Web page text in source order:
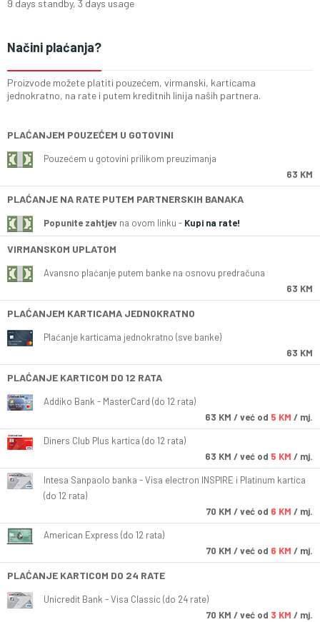
9 days standby, 3 days usage
Načini plaćanja?
Proizvode možete platiti pouzećem, virmanski, karticama
jednokratno, na rate i putem kreditnih linija naših partnera.
PLAĆANJEM POUZEĆEM U GOTOVINI
Pouzećem u gotovini prilikom preuzimanja
63 KM
PLAĆANJE NA RATE PUTEM PARTNERSKIH BANAKA
Popunite zahtjev na ovom linku - Kupi na rate!
VIRMANSKOM UPLATOM
Avansno plaćanje putem banke na osnovu predračuna
63 KM
PLAĆANJEM KARTICAMA JEDNOKRATNO
Plaćanje karticama jednokratno (sve banke)
63 KM
PLAĆANJE KARTICOM DO 12 RATA
Addiko Bank - MasterCard (do 12 rata)
63 KM / već od 5 KM / mj.
Diners Club Plus kartica (do 12 rata)
63 KM / već od 5 KM / mj.
Intesa Sanpaolo banka - Visa electron INSPIRE i Platinum kartica
(do 12 rata)
70 KM / već od 6 KM / mj.
American Express (do 12 rata)
70 KM / već od 6 KM / mj.
PLAĆANJE KARTICOM DO 24 RATE
Unicredit Bank - Visa Classic (do 24 rate)
70 KM / već od 3 KM / mj.